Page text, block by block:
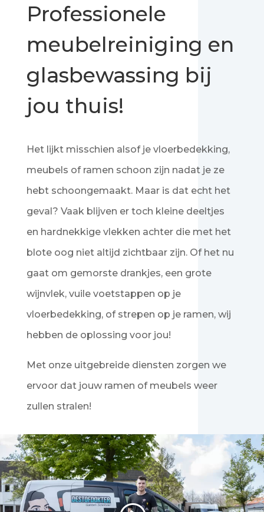
Professionele
meubelreiniging en
glasbewassing bij
jou thuis!
Het lijkt misschien alsof je vloerbedekking,
meubels of ramen schoon zijn nadat je ze
hebt schoongemaakt. Maar is dat echt het
geval? Vaak blijven er toch kleine deeltjes
en hardnekkige vlekken achter die met het
blote oog niet altijd zichtbaar zijn. Of het nu
gaat om gemorste drankjes, een grote
wijnvlek, vuile voetstappen op je
vloerbedekking, of strepen op je ramen, wij
hebben de oplossing voor jou!
Met onze uitgebreide diensten zorgen we
ervoor dat jouw ramen of meubels weer
zullen stralen!